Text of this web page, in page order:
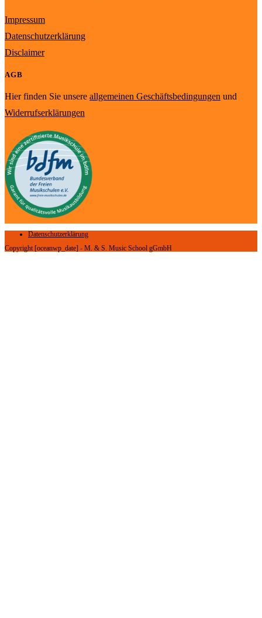
Impressum
Datenschutzerklärung
Disclaimer
AGB
Hier finden Sie unsere allgemeinen Geschäftsbedingungen und
Widerrufserklärungen
Datenschutzerklärung
Copyright [oceanwp_date] - M. & S. Music School gGmbH